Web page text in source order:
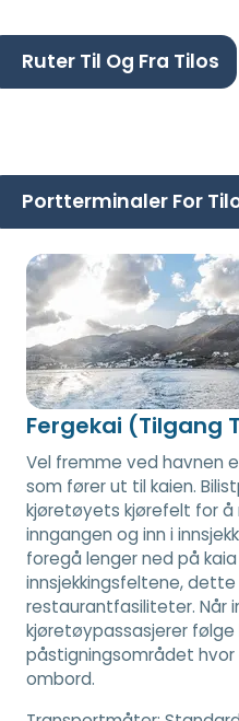
Ruter Til Og Fra Tilos
Portterminaler For
Fergekai (Tilgang
Vel fremme ved havnen
som fører ut til kaien.
kjøretøyets kjørefelt for å
inngangen og inn i
foregå lenger ned på
innsjekkingsfeltene,
restaurantfasiliteter. Når
kjøretøypassasjerer
påstigningsområdet hvor
ombord.